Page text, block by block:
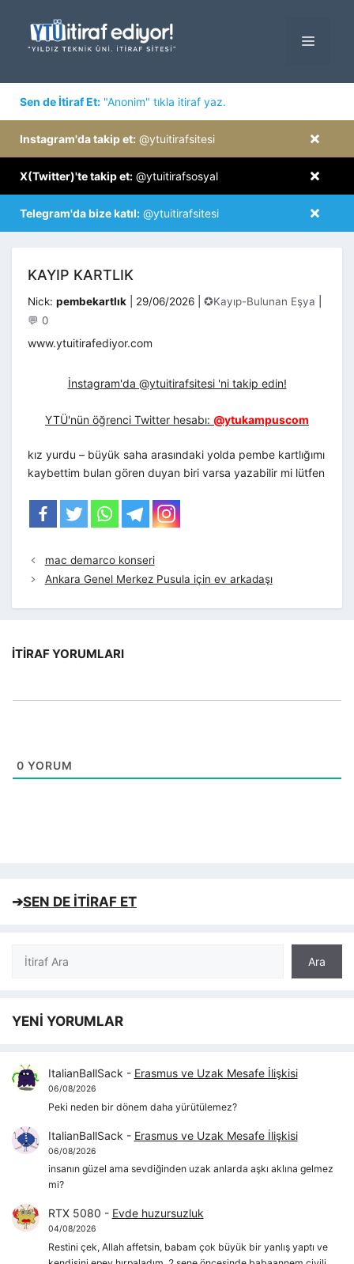
MENÜ
Sen de İtiraf Et: "Anonim" tıkla itiraf yaz.
×
Instagram'da takip et: @ytuitirafsitesi
×
X(Twitter)'te takip et: @ytuitirafsosyal
×
Telegram'da bize katıl: @ytuitirafsitesi
KAYIP KARTLIK
Nick: pembekartlık 29/06/2026 Kategoriler
✪Kayıp-Bulunan Eşya
💬 0
www.ytuitirafediyor.com
İnstagram'da @ytuitirafsitesi 'ni takip edin!
YTÜ'nün öğrenci Twitter hesabı: @ytukampuscom
kız yurdu – büyük saha arasındaki yolda pembe kartlığımı
kaybettim bulan gören duyan biri varsa yazabilir mi lütfen
mac demarco konseri
Ankara Genel Merkez Pusula için ev arkadaşı
İTIRAF YORUMLARI
0 YORUM
➔SEN DE İTİRAF ET
Ara
Ara
YENİ YORUMLAR
ItalianBallSack - Erasmus ve Uzak Mesafe İlişkisi
06/08/2026
Peki neden bir dönem daha yürütülemez?
ItalianBallSack - Erasmus ve Uzak Mesafe İlişkisi
06/08/2026
insanın güzel ama sevdiğinden uzak anlarda aşkı aklına gelmez
mi?
RTX 5080 - Evde huzursuzluk
04/08/2026
Restini çek, Allah affetsin, babam çok büyük bir yanlış yaptı ve